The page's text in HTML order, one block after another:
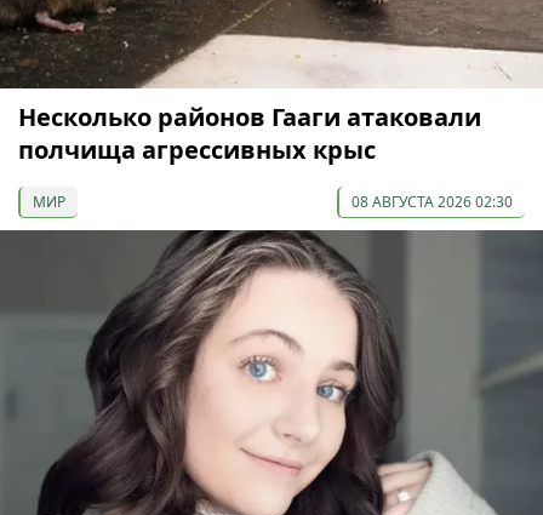
Несколько районов Гааги атаковали
полчища агрессивных крыс
МИР 08 АВГУСТА 2026 02:30